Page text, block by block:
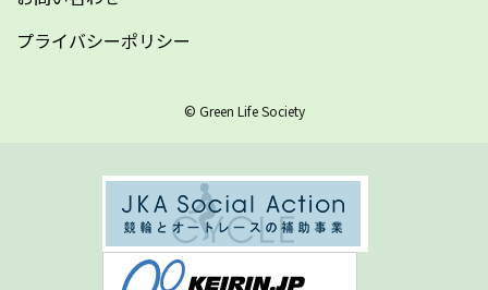
プライバシーポリシー
© Green Life Society